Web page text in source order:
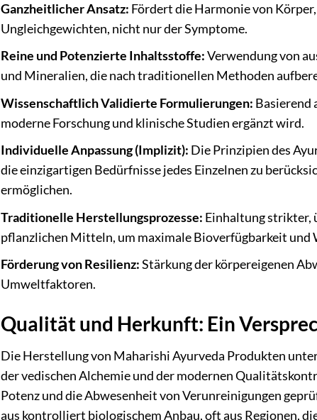
Ganzheitlicher Ansatz: Fördert die Harmonie von
Ungleichgewichten, nicht nur der Symptome.
Reine und Potenzierte Inhaltsstoffe:Verwendung von
und Mineralien, die nach traditionellen Methoden
Wissenschaftlich Validierte Formulierungen: Basierend
moderne Forschung und klinische Studien ergänzt wird.
Individuelle Anpassung (Implizit): Die Prinzipien des
die einzigartigen Bedürfnisse jedes Einzelnen zu
ermöglichen.
Traditionelle Herstellungsprozesse: Einhaltung strikter,
pflanzlichen Mitteln, um maximale Bioverfügbarkeit und
Förderung von Resilienz:Stärkung der körpereigenen
Umweltfaktoren.
Qualität und Herkunft: Ein
Die Herstellung von Maharishi Ayurveda Produkten
der vedischen Alchemie und der modernen
Potenz und die Abwesenheit von Verunreinigungen
aus kontrolliert biologischem Anbau, oft aus Regionen,